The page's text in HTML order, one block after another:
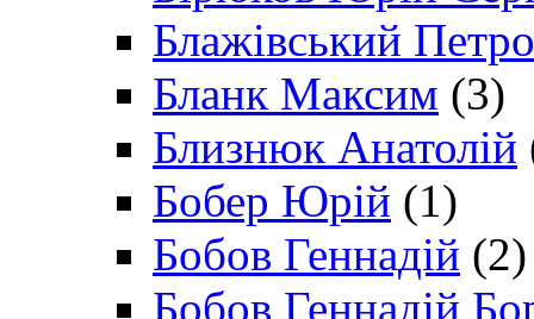
Блажівський Петро
Бланк Максим (3)
Близнюк Анатолій
Бобер Юрій (1)
Бобов Геннадій (2)
Бобов Геннадій